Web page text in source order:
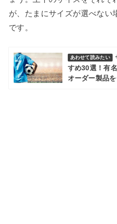
が、たまにサイズが選べない
です。
あわせて読みたい
すめ30選！有
オーダー製品